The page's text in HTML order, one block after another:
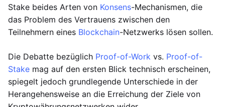
Stake beides Arten von Konsens-Mechanismen, die
das Problem des Vertrauens zwischen den
Teilnehmern eines Blockchain-Netzwerks lösen sollen.
Die Debatte bezüglich Proof-of-Work vs. Proof-of-
Stake mag auf den ersten Blick technisch erscheinen,
spiegelt jedoch grundlegende Unterschiede in der
Herangehensweise an die Erreichung der Ziele von